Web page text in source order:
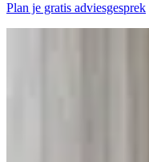
Plan je gratis adviesgesprek